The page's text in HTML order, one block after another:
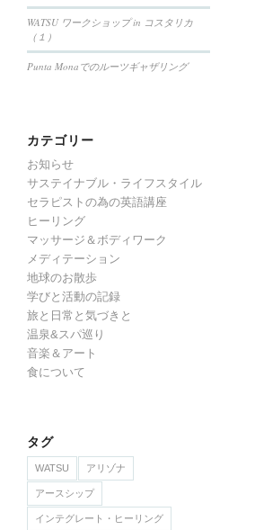
WATSU ワークショップ in コスタリカ
（１）
Punta Monaでのルーツギャザリング
カテゴリー
お知らせ
サステイナブル・ライフスタイル
セラピストの為の英語講座
ヒーリング
マッサージ＆ボディワーク
メディテーション
地球のお散歩
学びと活動の記録
旅と日常と気づきと
温泉&スパ巡り
音楽＆アート
食について
タグ
WATSU アリゾナ
アースシップ
インテグレート・ヒーリング